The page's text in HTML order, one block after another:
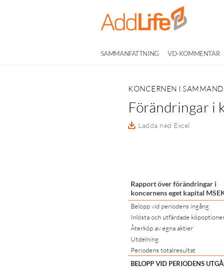
SAMMANFATTNING VD-KOMMENTAR
KONCERNEN I
Förändringar i
Ladda ned Excel
Rapport över förändringar i
koncernens eget kapital
Belopp vid periodens ingång
Inlösta och utfärdade
Återköp av egna aktier
Utdelning
Periodens totalresultat
BELOPP VID PERIODENS